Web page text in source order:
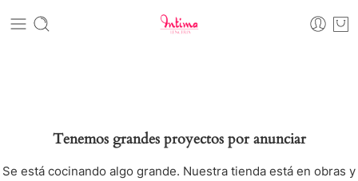
Tenemos grandes proyectos por anunciar
Se está cocinando algo grande. Nuestra tienda está en obras y